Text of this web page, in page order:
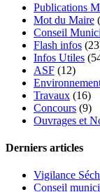
Publications
Mot du Maire
Conseil
Flash infos
Infos Utiles
ASF (12)
Travaux (16)
Concours (9)
Ouvrages et
Derniers articles
Vigilance
Conseil